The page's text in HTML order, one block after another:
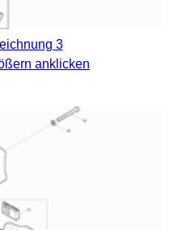
3
anklicken